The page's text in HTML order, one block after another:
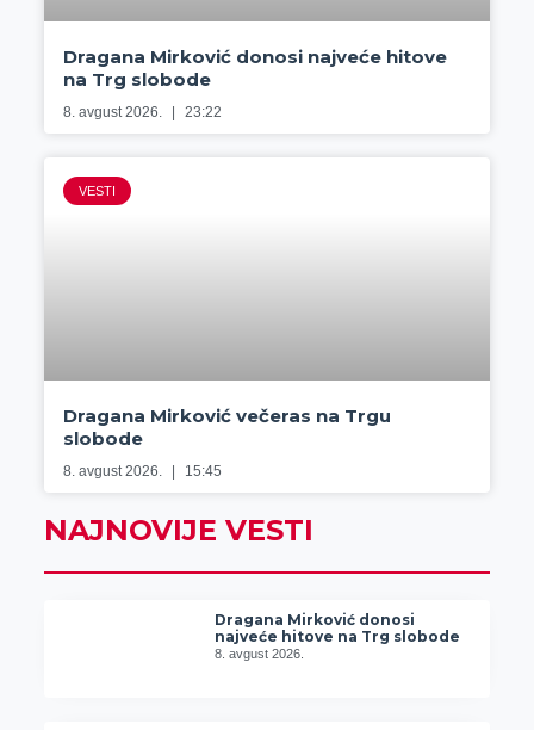
Dragana Mirković donosi najveće hitove
na Trg slobode
8. avgust 2026. 23:22
VESTI
Dragana Mirković večeras na Trgu
slobode
8. avgust 2026. 15:45
NAJNOVIJE VESTI
Dragana Mirković donosi
najveće hitove na Trg slobode
8. avgust 2026.